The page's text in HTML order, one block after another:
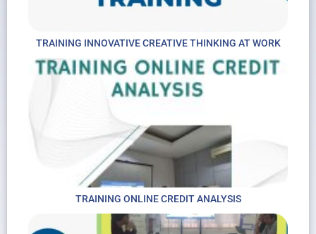
TRAINING INNOVATIVE CREATIVE THINKING AT WORK
TRAINING ONLINE CREDIT ANALYSIS